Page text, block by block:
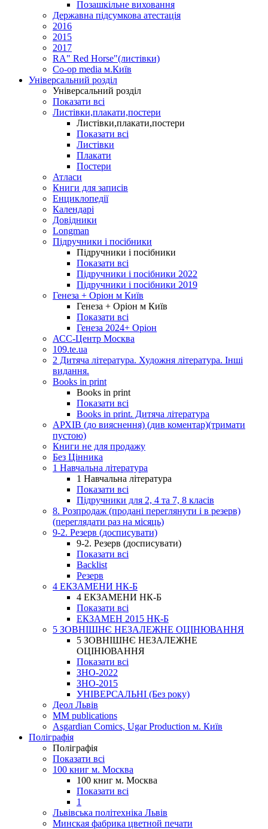
Позашкільне виховання
Державна підсумкова атестація
2016
2015
2017
RA" Red Horse"(листівки)
Co-op media м.Київ
Універсальний розділ
Універсальний розділ
Показати всі
Листівки,плакати,постери
Листівки,плакати,постери
Показати всі
Листівки
Плакати
Постери
Атласи
Книги для записів
Енциклопедії
Календарі
Довідники
Longman
Підручники і посібники
Підручники і посібники
Показати всі
Підручники і посібники 2022
Підручники і посібники 2019
Генеза + Оріон м Київ
Генеза + Оріон м Київ
Показати всі
Генеза 2024+ Оріон
АСС-Центр Москва
109.te.ua
2 Дитяча література. Художня література. Інші
видання.
Books in print
Books in print
Показати всі
Books in print. Дитяча література
АРХІВ (до вияснення) (див коментар)(тримати
пустою)
Книги не для продажу
Без Цінника
1 Навчальна література
1 Навчальна література
Показати всі
Підручники для 2, 4 та 7, 8 класів
8. Розпродаж (продані переглянути і в резерв)
(переглядати раз на місяць)
9-2. Резерв (досписувати)
9-2. Резерв (досписувати)
Показати всі
Backlist
Резерв
4 ЕКЗАМЕНИ НК-Б
4 ЕКЗАМЕНИ НК-Б
Показати всі
ЕКЗАМЕН 2015 НК-Б
5 ЗОВНІШНЄ НЕЗАЛЕЖНЕ ОЦІНЮВАННЯ
5 ЗОВНІШНЄ НЕЗАЛЕЖНЕ
ОЦІНЮВАННЯ
Показати всі
ЗНО-2022
ЗНО-2015
УНІВЕРСАЛЬНІ (Без року)
Деол Львів
MM publications
Asgardian Comics, Ugar Production м. Київ
Поліграфія
Поліграфія
Показати всі
100 книг м. Москва
100 книг м. Москва
Показати всі
1
Львівська політехніка Львів
Минская фабрика цветной печати